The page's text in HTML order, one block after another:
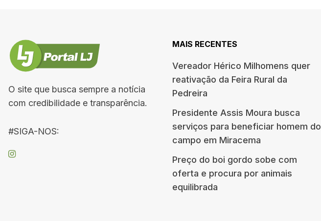
O site que busca sempre a notícia
com credibilidade e transparência.
#SIGA-NOS:
MAIS RECENTES
Vereador Hérico Milhomens quer
reativação da Feira Rural da
Pedreira
Presidente Assis Moura busca
serviços para beneficiar homem do
campo em Miracema
Preço do boi gordo sobe com
oferta e procura por animais
equilibrada